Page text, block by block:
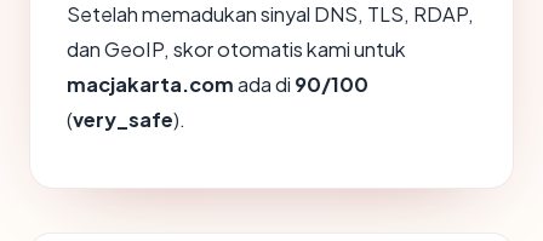
Setelah memadukan sinyal DNS, TLS, RDAP,
dan GeoIP, skor otomatis kami untuk
macjakarta.comada di 90/100
(very_safe).